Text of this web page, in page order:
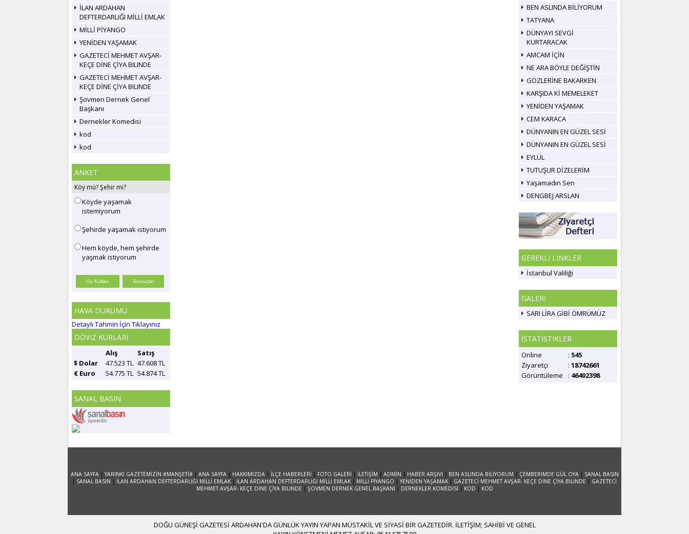
İLAN ARDAHAN
DEFTERDARLIĞI MİLLİ EMLAK
MİLLİ PİYANGO
YENİDEN YAŞAMAK
GAZETECİ MEHMET AVŞAR-
KEÇE DİNE ÇİYA BILINDE
GAZETECİ MEHMET AVŞAR-
KEÇE DİNE ÇİYA BILINDE
Şovmen Dernek Genel
Başkanı
Dernekler Komedisi
kod
kod
ANKET
Köy mü? Şehir mi?
Köyde yaşamak
istemiyorum
Şehirde yaşamak istiyorum
Hem köyde, hem şehirde
yaşmak istiyorum
HAVA DURUMU
Detaylı Tahmin İçin Tıklayınız
DÖVIZ KURLARI
Alış
Satış
$ Dolar
47.523 TL 47.608 TL
€ Euro
54.775 TL 54.874 TL
SANAL BASIN
BEN ASLINDA BİLİYORUM
TATYANA
DÜNYAYI SEVGİ
KURTARACAK
AMCAM İÇİN
NE ARA BÖYLE DEĞİŞTİN
GÖZLERİNE BAKARKEN
KARŞIDA Kİ MEMELEKET
YENİDEN YAŞAMAK
CEM KARACA
DÜNYANIN EN GÜZEL SESİ
DÜNYANIN EN GÜZEL SESİ
EYLÜL
TUTUŞUR DİZELERİM
Yaşamadın Sen
DENGBEJ ARSLAN
GEREKLI LINKLER
İstanbul Valiliği
GALERI
SARI LİRA GİBİ ÖMRÜMÜZ
İSTATISTIKLER
Online : 545
Ziyaretçi
: 18742661
Görüntüleme
: 46402398
ANA SAYFA|YARINKİ GAZETEMİZİN #MANŞETİ#| ANA SAYFA| HAKKIMIZDA| İLÇE HABERLERİ | FOTO GALERİ | İLETİŞİM | ADMİN | HABER ARŞIVI | BEN ASLINDA BİLİYORUM | ÇEMBERIMDE GÜL OYA| SANAL BASIN
| SANAL BASIN | İLAN ARDAHAN DEFTERDARLIĞI MİLLİ EMLAK | İLAN ARDAHAN DEFTERDARLIĞI MİLLİ EMLAK | MİLLİ PİYANGO |YENİDEN YAŞAMAK | GAZETECİ MEHMET AVŞAR- KEÇE DİNE ÇİYA BILINDE | GAZETECİ
MEHMET AVŞAR- KEÇE DİNE ÇİYA BILINDE| ŞOVMEN DERNEK GENEL BAŞKANI | DERNEKLER KOMEDISI | KOD | KOD
DOĞU GÜNEŞİ GAZETESİ ARDAHAN'DA GÜNLÜK YAYIN YAPAN MÜSTAKİL VE SİYASİ BİR GAZETEDİR. İLETİŞİM; SAHİBİ VE GENEL